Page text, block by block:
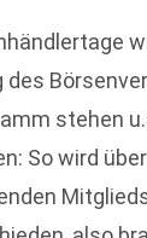
stehen
So wird